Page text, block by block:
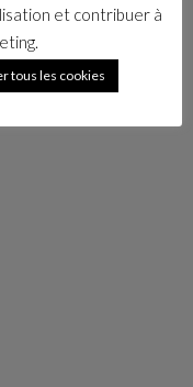
et contribuer à
tous les cookies